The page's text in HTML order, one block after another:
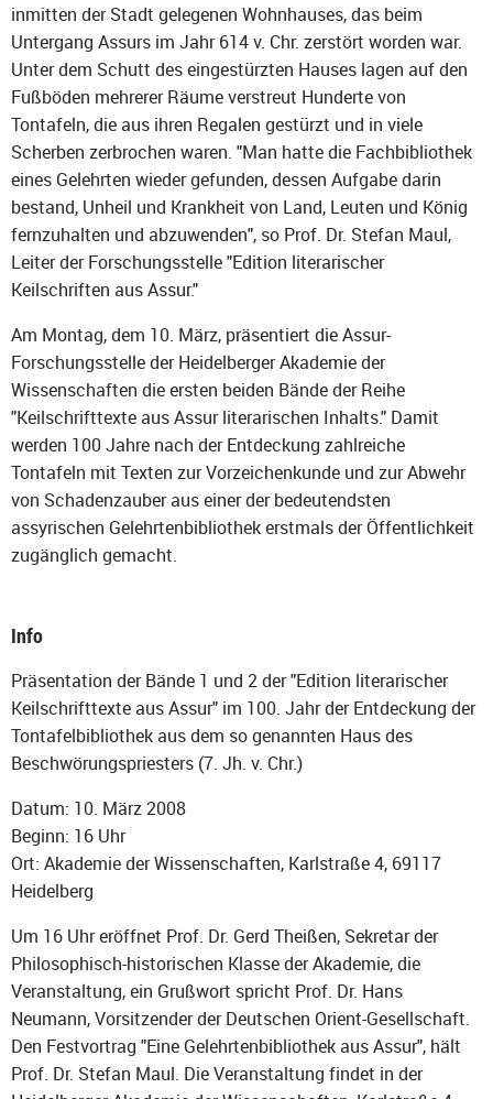
inmitten der Stadt gelegenen Wohnhauses, das beim
Untergang Assurs im Jahr 614 v. Chr. zerstört worden war.
Unter dem Schutt des eingestürzten Hauses lagen auf den
Fußböden mehrerer Räume verstreut Hunderte von
Tontafeln, die aus ihren Regalen gestürzt und in viele
Scherben zerbrochen waren. "Man hatte die Fachbibliothek
eines Gelehrten wieder gefunden, dessen Aufgabe darin
bestand, Unheil und Krankheit von Land, Leuten und König
fernzuhalten und abzuwenden", so Prof. Dr. Stefan Maul,
Leiter der Forschungsstelle "Edition literarischer
Keilschriften aus Assur."
Am Montag, dem 10. März, präsentiert die Assur-
Forschungsstelle der Heidelberger Akademie der
Wissenschaften die ersten beiden Bände der Reihe
"Keilschrifttexte aus Assur literarischen Inhalts." Damit
werden 100 Jahre nach der Entdeckung zahlreiche
Tontafeln mit Texten zur Vorzeichenkunde und zur Abwehr
von Schadenzauber aus einer der bedeutendsten
assyrischen Gelehrtenbibliothek erstmals der Öffentlichkeit
zugänglich gemacht.
Info
Präsentation der Bände 1 und 2 der "Edition literarischer
Keilschrifttexte aus Assur" im 100. Jahr der Entdeckung der
Tontafelbibliothek aus dem so genannten Haus des
Beschwörungspriesters (7. Jh. v. Chr.)
Datum: 10. März 2008
Beginn: 16 Uhr
Ort: Akademie der Wissenschaften, Karlstraße 4, 69117
Heidelberg
Um 16 Uhr eröffnet Prof. Dr. Gerd Theißen, Sekretar der
Philosophisch-historischen Klasse der Akademie, die
Veranstaltung, ein Grußwort spricht Prof. Dr. Hans
Neumann, Vorsitzender der Deutschen Orient-Gesellschaft.
Den Festvortrag "Eine Gelehrtenbibliothek aus Assur", hält
Prof. Dr. Stefan Maul. Die Veranstaltung findet in der